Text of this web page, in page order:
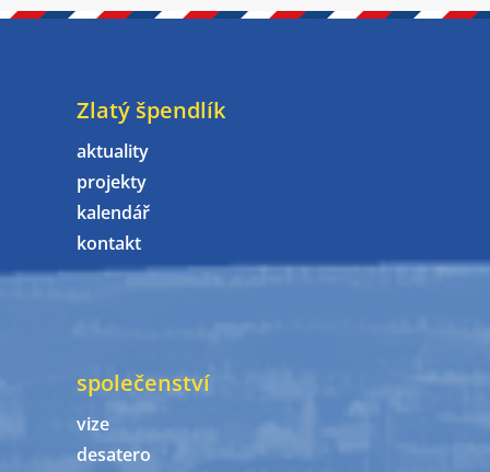
Zlatý špendlík
aktuality
projekty
kalendář
kontakt
společenství
vize
desatero